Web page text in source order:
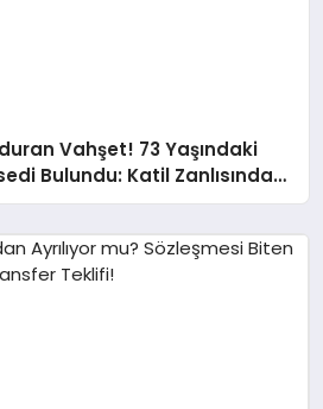
Vahşet! 73 Yaşındaki
Bulundu: Katil Zanlısından